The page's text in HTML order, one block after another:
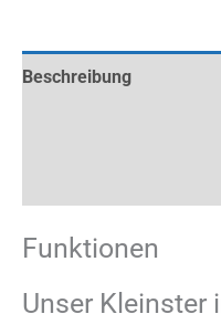
Beschreibung
Funktionen
Unser Kleinster